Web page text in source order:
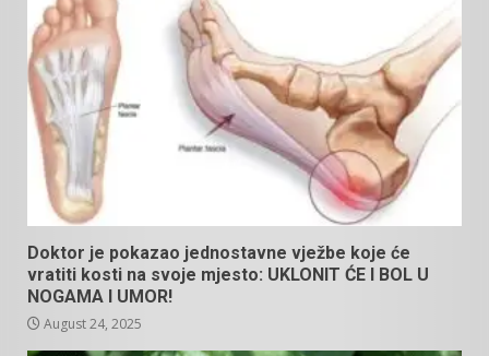
Doktor je pokazao jednostavne vježbe koje će
vratiti kosti na svoje mjesto: UKLONIT ĆE I BOL U
NOGAMA I UMOR!
August 24, 2025